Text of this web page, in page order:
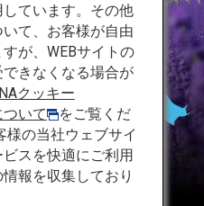
道
ています。その他
て、お客様が自由
が、WEBサイトの
きなくなる場合が
クッキー
ついて
をご覧くだ
様の当社ウェブサイ
スを快適にご利用
報を収集しており